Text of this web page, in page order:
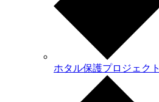
ホタル保護プロジェクト